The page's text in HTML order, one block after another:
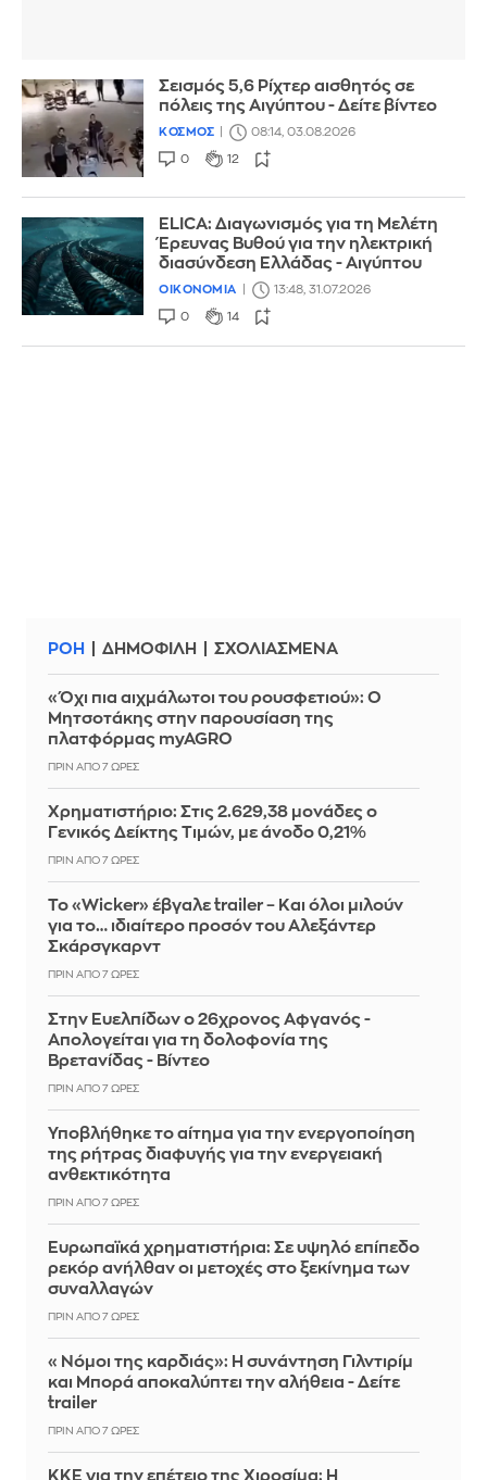
Σεισμός 5,6 Ρίχτερ αισθητός σε
πόλεις της Αιγύπτου - Δείτε βίντεο
ΚΟΣΜΟΣ 08:14, 03.08.2026
0 12
ELICA: Διαγωνισμός για τη Μελέτη
Έρευνας Βυθού για την ηλεκτρική
διασύνδεση Ελλάδας - Αιγύπτου
ΟΙΚΟΝΟΜΙΑ 13:48, 31.07.2026
0 14
ΡΟΗ ΔΗΜΟΦΙΛΗ ΣΧΟΛΙΑΣΜΕΝΑ
«Όχι πια αιχμάλωτοι του ρουσφετιού»: Ο
Μητσοτάκης στην παρουσίαση της
πλατφόρμας myAGRO
ΠΡΙΝ ΑΠΌ 7 ΏΡΕΣ
Χρηματιστήριο: Στις 2.629,38 μονάδες ο
Γενικός Δείκτης Τιμών, με άνοδο 0,21%
ΠΡΙΝ ΑΠΌ 7 ΏΡΕΣ
Το «Wicker» έβγαλε trailer – Και όλοι μιλούν
για το… ιδιαίτερο προσόν του Αλεξάντερ
Σκάρσγκαρντ
ΠΡΙΝ ΑΠΌ 7 ΏΡΕΣ
Στην Ευελπίδων ο 26χρονος Αφγανός -
Απολογείται για τη δολοφονία της
Βρετανίδας - Βίντεο
ΠΡΙΝ ΑΠΌ 7 ΏΡΕΣ
Υποβλήθηκε το αίτημα για την ενεργοποίηση
της ρήτρας διαφυγής για την ενεργειακή
ανθεκτικότητα
ΠΡΙΝ ΑΠΌ 7 ΏΡΕΣ
Ευρωπαϊκά χρηματιστήρια: Σε υψηλό επίπεδο
ρεκόρ ανήλθαν οι μετοχές στο ξεκίνημα των
συναλλαγών
ΠΡΙΝ ΑΠΌ 7 ΏΡΕΣ
«Νόμοι της καρδιάς»: Η συνάντηση Γιλντιρίμ
και Μπορά αποκαλύπτει την αλήθεια - Δείτε
trailer
ΠΡΙΝ ΑΠΌ 7 ΏΡΕΣ
ΚΚΕ για την επέτειο της Χιροσίμα: Η